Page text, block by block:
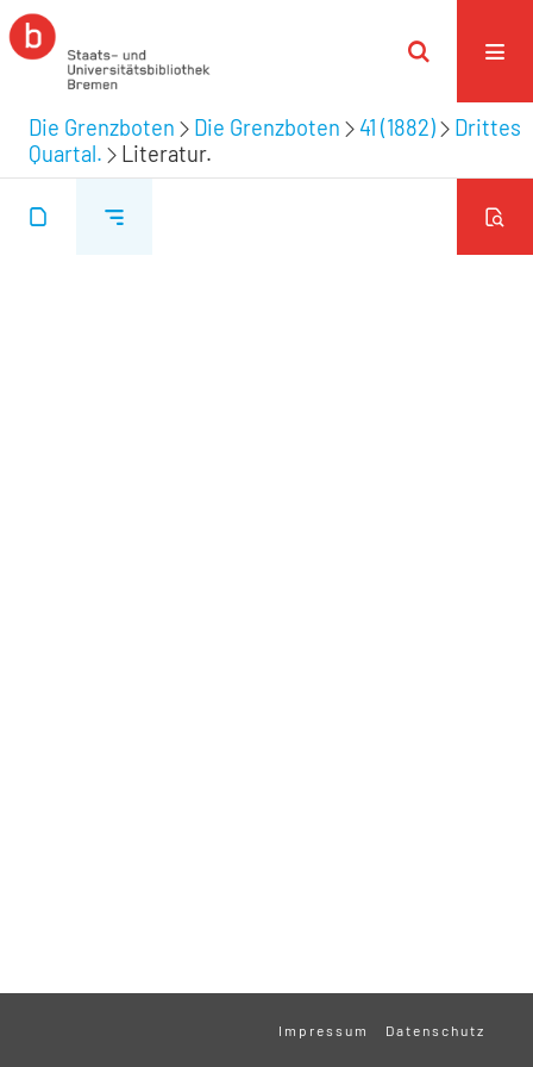
Die Grenzboten Die Grenzboten 41 (1882)
Drittes
Quartal.
Literatur.
Impressum Datenschutz